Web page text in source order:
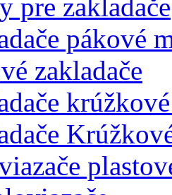
pre zakladače
pákové
zakladače